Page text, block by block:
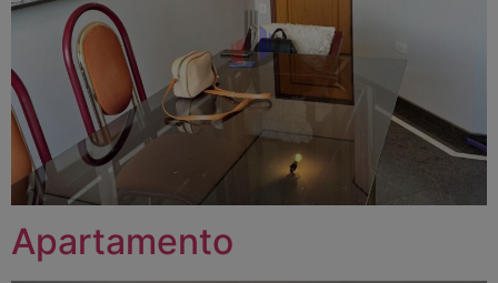
Apartamento